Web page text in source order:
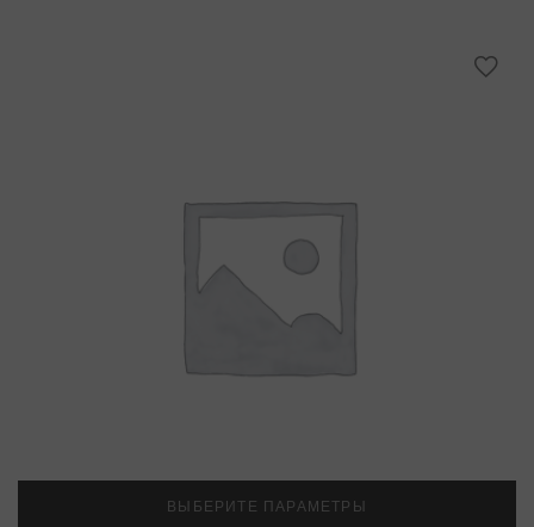
ВЫБЕРИТЕ ПАРАМЕТРЫ